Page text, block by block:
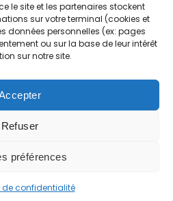
le site et les partenaires stockent
sur votre terminal (cookies et
données personnelles (ex: pages
ou sur la base de leur intérêt
sur notre site.
Refuser
préférences
de confidentialité
les indésirables.En savoir
de vos commentaires sont